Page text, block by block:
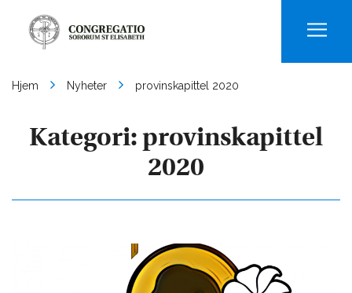
Hjem Nyheter provinskapittel 2020
Kategori: provinskapittel
2020